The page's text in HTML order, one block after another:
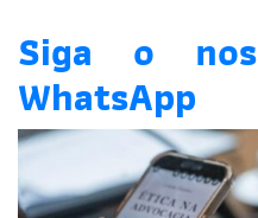
Siga o
WhatsApp